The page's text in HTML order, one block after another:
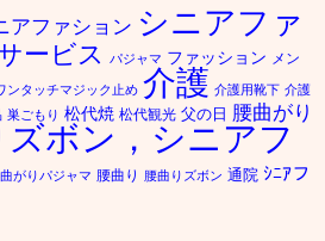
アファション シニアファ
ービス パジャマ ファッション メン
ンタッチマジック止め 介護 介護用靴下 介護
巣ごもり 松代焼 松代観光 父の日 腰曲がり
ズボン，シニアフ
がりパジャマ 腰曲り 腰曲りズボン 通院 ｼﾆｱフ